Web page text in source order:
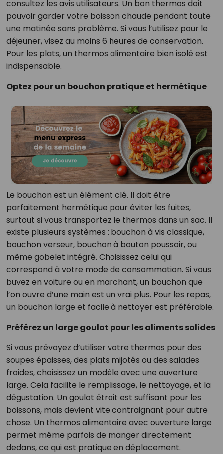
consultez les avis utilisateurs. Un bon thermos doit
pouvoir garder votre boisson chaude pendant toute
une matinée sans problème. Si vous l’utilisez pour le
déjeuner, visez au moins 6 heures de conservation.
Pour les plats, un thermos alimentaire bien isolé est
indispensable.
Optez pour un bouchon pratique et hermétique
Le bouchon est un élément clé. Il doit être
parfaitement hermétique pour éviter les fuites,
surtout si vous transportez le thermos dans un sac. Il
existe plusieurs systèmes : bouchon à vis classique,
bouchon verseur, bouchon à bouton poussoir, ou
même gobelet intégré. Choisissez celui qui
correspond à votre mode de consommation. Si vous
buvez en voiture ou en marchant, un bouchon que
l’on ouvre d’une main est un vrai plus. Pour les repas,
un bouchon large et facile à nettoyer est préférable.
Préférez un large goulot pour les aliments solides
Si vous prévoyez d’utiliser votre thermos pour des
soupes épaisses, des plats mijotés ou des salades
froides, choisissez un modèle avec une ouverture
large. Cela facilite le remplissage, le nettoyage, et la
dégustation. Un goulot étroit est suffisant pour les
boissons, mais devient vite contraignant pour autre
chose. Un thermos alimentaire avec ouverture large
permet même parfois de manger directement
dedans, ce qui est pratique en déplacement.